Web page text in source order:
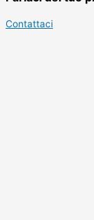
Contattaci